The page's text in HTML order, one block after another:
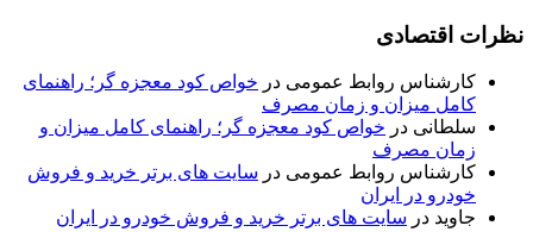
نظرات اقتصادی
کارشناس روابط عمومی در خواص کود معجزه گر؛ راهنمای
کامل میزان و زمان مصرف
سلطانی در خواص کود معجزه گر؛ راهنمای کامل میزان و
زمان مصرف
کارشناس روابط عمومی در سایت های برتر خرید و فروش
خودرو در ایران
جاوید در سایت های برتر خرید و فروش خودرو در ایران